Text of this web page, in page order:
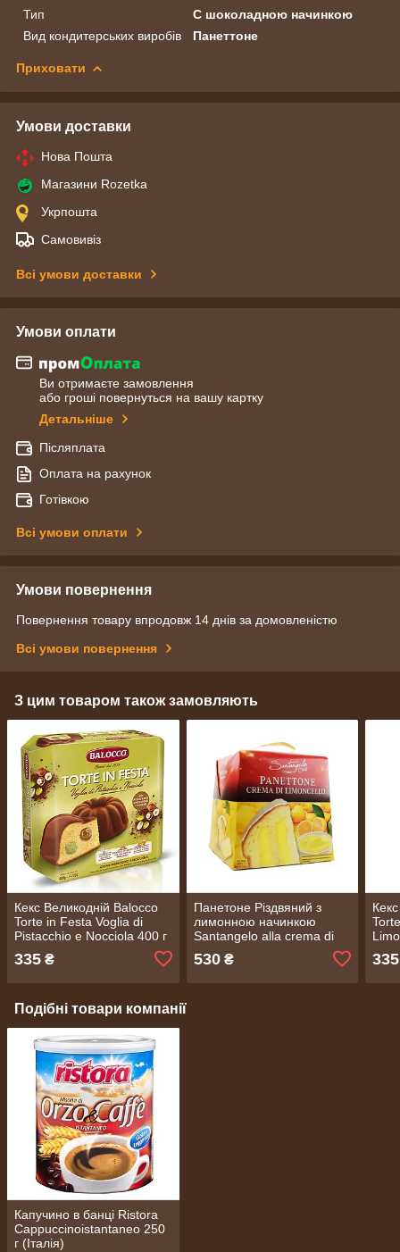
Тип
C шоколадною начинкою
Вид кондитерських виробів
Панеттоне
Приховати
Умови доставки
Нова Пошта
Магазини Rozetka
Укрпошта
Самовивіз
Всі умови доставки
Умови оплати
Ви отримаєте замовлення
або гроші повернуться на вашу картку
Детальніше
Післяплата
Оплата на рахунок
Готівкою
Всі умови оплати
Умови повернення
Повернення товару впродовж 14 днів за домовленістю
Всі умови повернення
З цим товаром також замовляють
Кекс Великодній Balocco
Torte in Festa Voglia di
Pistacchio e Nocciola 400 г
335 ₴
Панетоне Різдвяний з
лимонною начинкою
Santangelo alla crema di
530₴ 335
Подібні товари компанії
Капучино в банці Ristora
Cappuccinoistantaneo 250
г (Італія)